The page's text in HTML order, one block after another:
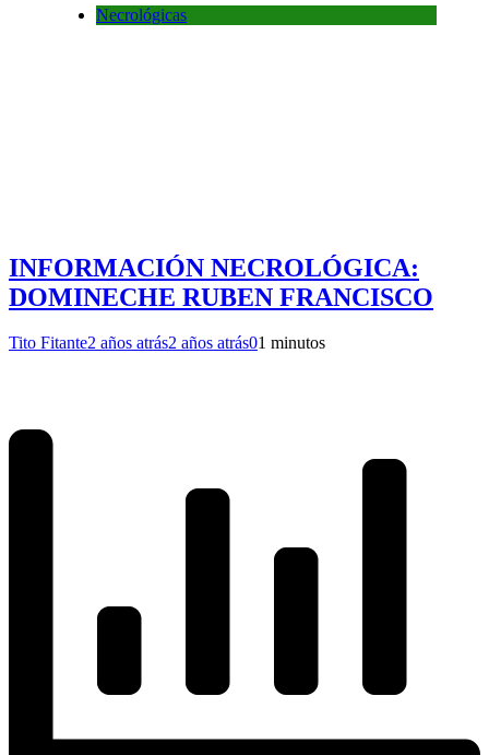
Necrológicas
INFORMACIÓN NECROLÓGICA:
DOMINECHE RUBEN FRANCISCO
Tito Fitante2 años atrás2 años atrás01 minutos